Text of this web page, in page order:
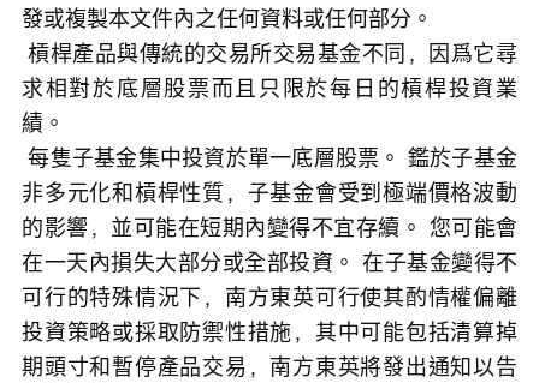
發或複製本文件內之任何資料或任何部分。
槓桿產品與傳統的交易所交易基金不同，因爲它尋
求相對於底層股票而且只限於每日的槓桿投資業
績。
每隻子基金集中投資於單一底層股票。 鑑於子基金
非多元化和槓桿性質，子基金會受到極端價格波動
的影響，並可能在短期內變得不宜存續。 您可能會
在一天內損失大部分或全部投資。 在子基金變得不
可行的特殊情況下，南方東英可行使其酌情權偏離
投資策略或採取防禦性措施，其中可能包括清算掉
期頭寸和暫停產品交易，南方東英將發出通知以告